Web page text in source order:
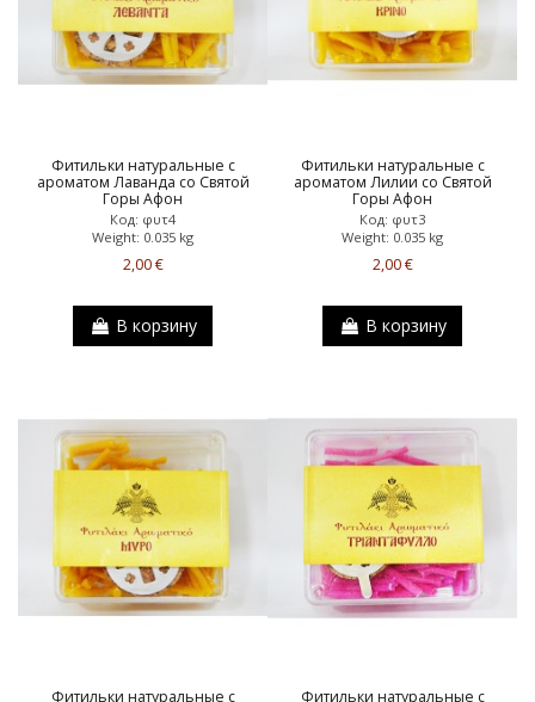
Фитильки натуральные с
ароматом Лаванда со Святой
Горы Афон
Код: φυτ4
Weight: 0.035 kg
2,00 €
В корзину
Фитильки натуральные с
ароматом Лилии со Святой
Горы Афон
Код: φυτ3
Weight: 0.035 kg
2,00 €
В корзину
Фитильки натуральные с Фитильки натуральные с